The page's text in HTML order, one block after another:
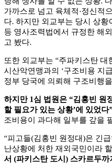
가까스로 넘고 육체적·정신적
다. 하지만 외교부는 당시 상황
등 영사조력법에서 규정한 해
고 봤다.
또한 외교부는 “주파키스탄
시산악연맹과의 ‘구조비용 지
정부 당국에 의뢰해 구조비행
하지만 1심 법원은 “김홍빈 원
할 필요가 있는 상황’에 있었다
조비용이 과다해 일부를 갚을
“피고들(김홍빈 원정대)은 긴
난상황에 처한 재외국민이라
서 (파키스탄 도시) 스카르두까